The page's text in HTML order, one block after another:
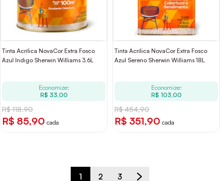
Tinta Acrílica NovaCor Extra Fosco
Azul Indigo Sherwin Williams 3,6L
Economize:
R$ 33,00
R$ 118,90
R$ 85,90 cada
Tinta Acrílica NovaCor Extra Fosco
Azul Sereno Sherwin Williams 18L
Economize:
R$ 103,00
R$ 454,90
R$ 351,90 cada
1 2 3